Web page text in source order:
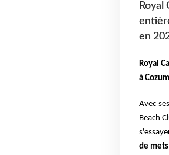
Royal
en
Royal
à
Avec ses
Beach
de